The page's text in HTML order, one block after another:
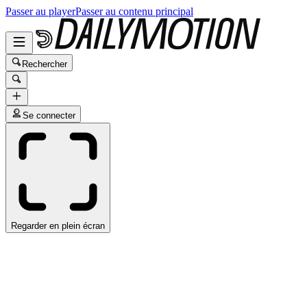
Passer au playerPasser au contenu principal
Rechercher
Se connecter
Regarder en plein écran